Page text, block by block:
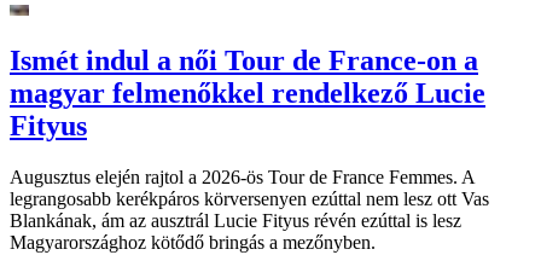
Ismét indul a női Tour de France-on a
magyar felmenőkkel rendelkező Lucie
Fityus
Augusztus elején rajtol a 2026-ös Tour de France Femmes. A
legrangosabb kerékpáros körversenyen ezúttal nem lesz ott Vas
Blankának, ám az ausztrál Lucie Fityus révén ezúttal is lesz
Magyarországhoz kötődő bringás a mezőnyben.